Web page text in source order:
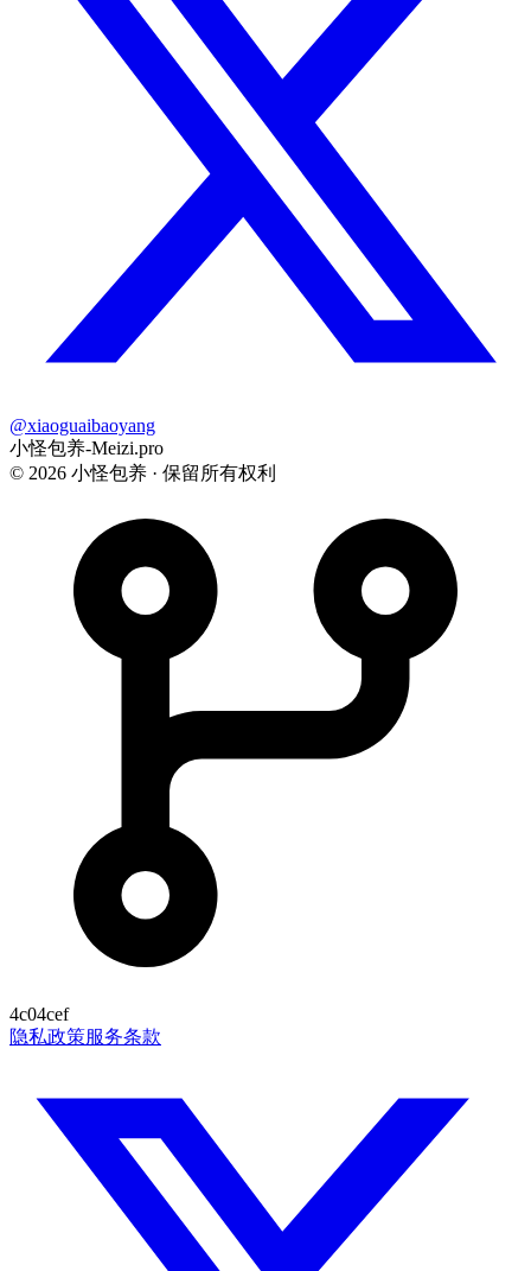
@xiaoguaibaoyang
小怪包养-Meizi.pro
© 2026 小怪包养 · 保留所有权利
4c04cef
隐私政策服务条款